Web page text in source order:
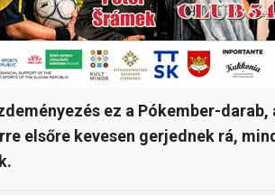
ez a Pókember-
elsőre kevesen gerjednek rá,